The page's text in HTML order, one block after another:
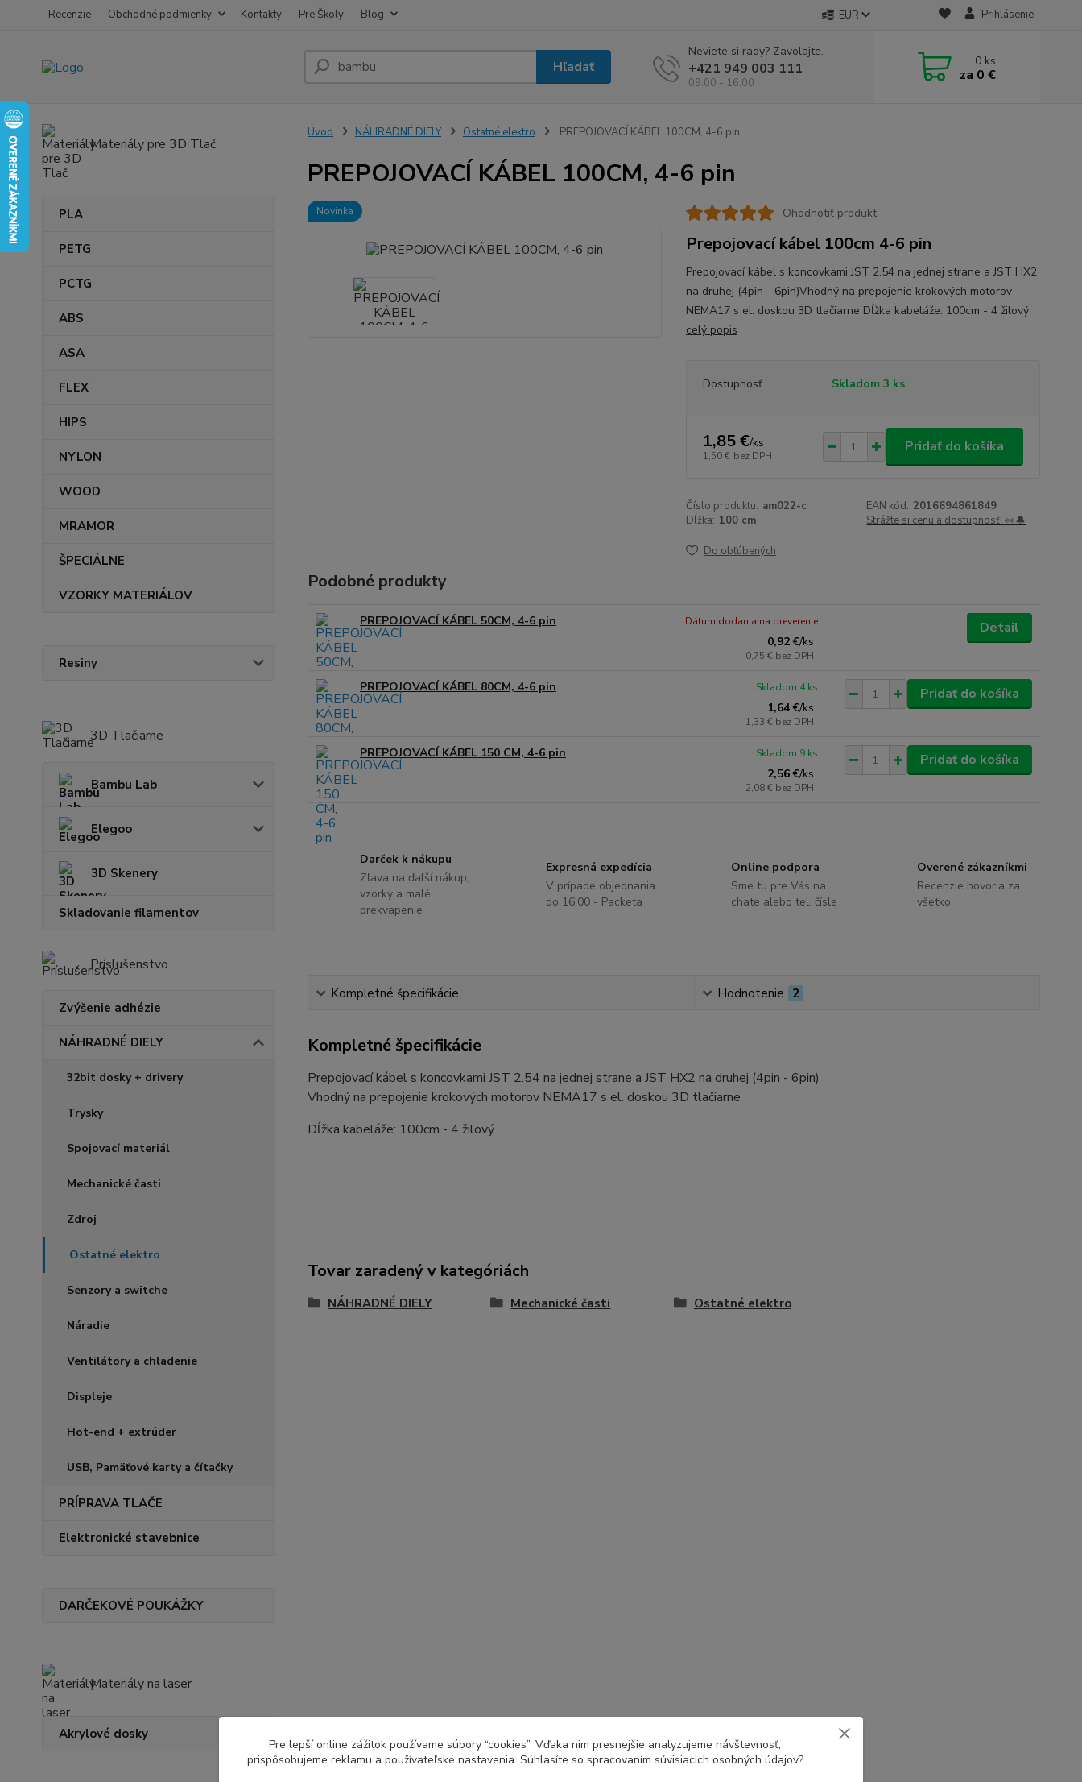
Recenzie Obchodné podmienky Kontakty Pre Školy Blog EUR Prihlásenie
Hľadať
Neviete si rady? Zavolajte.
+421 949 003 111
09:00 - 16:00
0 ks
za 0 €
Materiály pre 3D Tlač
PLA
PETG
PCTG
ABS
ASA
FLEX
HIPS
NYLON
WOOD
MRAMOR
ŠPECIÁLNE
VZORKY MATERIÁLOV
Resiny
3D Tlačiarne
Bambu Lab
Elegoo
3D Skenery
Skladovanie filamentov
Príslušenstvo
Zvýšenie adhézie
NÁHRADNÉ DIELY
32bit dosky + drivery
Trysky
Spojovací materiál
Mechanické časti
Zdroj
Ostatné elektro
Senzory a switche
Náradie
Ventilátory a chladenie
Displeje
Hot-end + extrúder
USB, Pamäťové karty a čítačky
PRÍPRAVA TLAČE
Elektronické stavebnice
DARČEKOVÉ POUKÁŽKY
Materiály na laser
Akrylové dosky
Úvod NÁHRADNÉ DIELY Ostatné elektro PREPOJOVACÍ KÁBEL 100CM, 4-6 pin
PREPOJOVACÍ KÁBEL 100CM, 4-6 pin
Novinka Ohodnotiť produkt
Prepojovací kábel 100cm 4-6 pin
Prepojovací kábel s koncovkami JST 2.54 na jednej strane a JST HX2
na druhej (4pin - 6pin)Vhodný na prepojenie krokových motorov
NEMA17 s el. doskou 3D tlačiarne Dĺžka kabeláže: 100cm - 4 žilový
celý popis
Dostupnosť Skladom 3 ks
1,85 €/ks
1,50 € bez DPH
Pridať do košíka
Číslo produktu: am022-c EAN kód: 2016694861849
Dĺžka: 100 cm Strážte si cenu a dostupnosť! 👀🔔
Do obľúbených
Podobné produkty
PREPOJOVACÍ KÁBEL 50CM, 4-6 pin
0,92 €/ks
0,75 € bez DPH
Dátum dodania na preverenie Detail
PREPOJOVACÍ KÁBEL 80CM, 4-6 pin
1,64 €/ks
1,33 € bez DPH
Skladom 4 ks Pridať do košíka
PREPOJOVACÍ KÁBEL 150 CM, 4-6 pin
2,56 €/ks
2,08 € bez DPH
Skladom 9 ks Pridať do košíka
Darček k nákupu
Zľava na ďalší nákup,
vzorky a malé
prekvapenie
Expresná expedícia
V prípade objednania
do 16:00 - Packeta
Online podpora
Sme tu pre Vás na
chate alebo tel. čísle
Overené zákazníkmi
Recenzie hovoria za
všetko
Kompletné špecifikácie Hodnotenie 2
Kompletné špecifikácie
Prepojovací kábel s koncovkami JST 2.54 na jednej strane a JST HX2 na druhej (4pin - 6pin)
Vhodný na prepojenie krokových motorov NEMA17 s el. doskou 3D tlačiarne
Dĺžka kabeláže: 100cm - 4 žilový
Tovar zaradený v kategóriách
NÁHRADNÉ DIELY Mechanické časti Ostatné elektro
Pre lepší online zážitok používame súbory “cookies”. Vďaka nim presnejšie analyzujeme návštevnosť,
prispôsobujeme reklamu a používateľské nastavenia. Súhlasíte so spracovaním súvisiacich osobných údajov?